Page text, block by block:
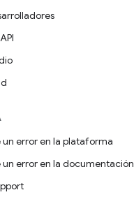
error en la plataforma
error en la documentación